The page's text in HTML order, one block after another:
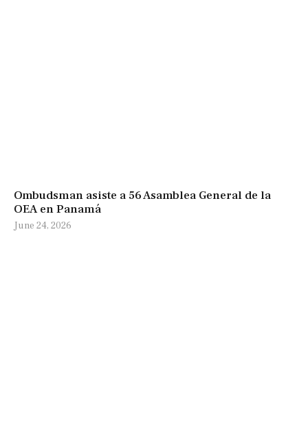
Ombudsman asiste a 56 Asamblea General de la
OEA en Panamá
June 24, 2026